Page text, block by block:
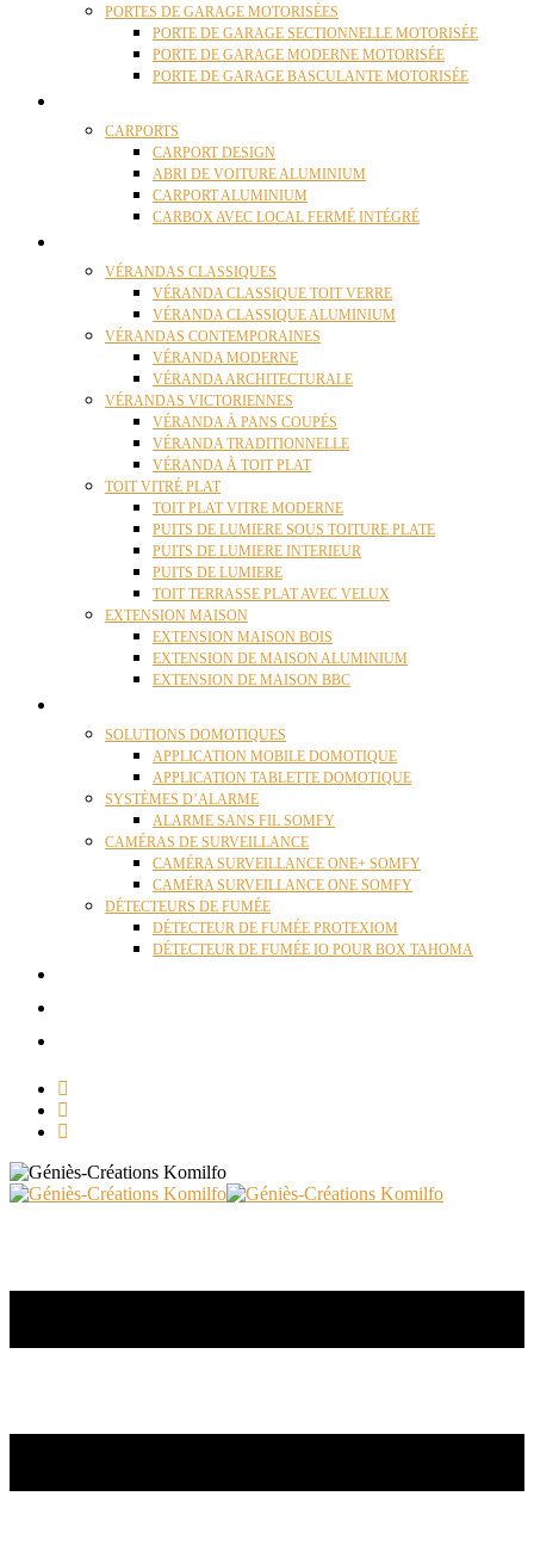
PORTES DE GARAGE MOTORISÉES
PORTE DE GARAGE SECTIONNELLE MOTORISÉE
PORTE DE GARAGE MODERNE MOTORISÉE
PORTE DE GARAGE BASCULANTE MOTORISÉE
CARPORTS
CARPORT DESIGN
ABRI DE VOITURE ALUMINIUM
CARPORT ALUMINIUM
CARBOX AVEC LOCAL FERMÉ INTÉGRÉ
VÉRANDAS CLASSIQUES
VÉRANDA CLASSIQUE TOIT VERRE
VÉRANDA CLASSIQUE ALUMINIUM
VÉRANDAS CONTEMPORAINES
VÉRANDA MODERNE
VÉRANDA ARCHITECTURALE
VÉRANDAS VICTORIENNES
VÉRANDA À PANS COUPÉS
VÉRANDA TRADITIONNELLE
VÉRANDA À TOIT PLAT
TOIT VITRÉ PLAT
TOIT PLAT VITRE MODERNE
PUITS DE LUMIERE SOUS TOITURE PLATE
PUITS DE LUMIERE INTERIEUR
PUITS DE LUMIERE
TOIT TERRASSE PLAT AVEC VELUX
EXTENSION MAISON
EXTENSION MAISON BOIS
EXTENSION DE MAISON ALUMINIUM
EXTENSION DE MAISON BBC
SOLUTIONS DOMOTIQUES
APPLICATION MOBILE DOMOTIQUE
APPLICATION TABLETTE DOMOTIQUE
SYSTÈMES D’ALARME
ALARME SANS FIL SOMFY
CAMÉRAS DE SURVEILLANCE
CAMÉRA SURVEILLANCE ONE+ SOMFY
CAMÉRA SURVEILLANCE ONE SOMFY
DÉTECTEURS DE FUMÉE
DÉTECTEUR DE FUMÉE PROTEXIOM
DÉTECTEUR DE FUMÉE IO POUR BOX TAHOMA